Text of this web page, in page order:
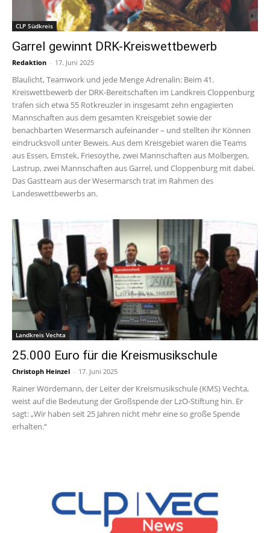
CLP Südkreis
Garrel gewinnt DRK-Kreiswettbewerb
Redaktion - 17. Juni 2025
Blaulicht, Teamwork und jede Menge Adrenalin: Beim 41.
Kreiswettbewerb der DRK-Bereitschaften im Landkreis Cloppenburg
trafen sich etwa 55 Rotkreuzler in insgesamt zehn engagierten
Mannschaften aus dem gesamten Kreisgebiet sowie der
benachbarten Wesermarsch aufeinander – und stellten ihr Können
eindrucksvoll unter Beweis. Aus dem Kreisgebiet waren die Teams
aus Essen, Emstek, Friesoythe, zwei Mannschaften aus Molbergen,
Lastrup, zwei Mannschaften aus Garrel, und Cloppenburg mit dabei.
Das Gastteam aus der Wesermarsch trat im Rahmen des
Landeswettbewerbs an.
Landkreis Vechta
25.000 Euro für die Kreismusikschule
Christoph Heinzel - 17. Juni 2025
Rainer Wördemann, der Leiter der Kreismusikschule (KMS) Vechta,
weist auf die Bedeutung der Großspende der LzO-Stiftung hin. Er
sagt: „Wir haben seit 25 Jahren nicht mehr eine so große Spende
erhalten.“